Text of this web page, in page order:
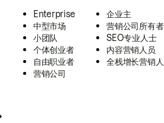
Enterprise
中型市场
小团队
个体创业者
自由职业者
营销公司
企业主
营销公司所有者
SEO专业人士
内容营销人员
全栈增长营销